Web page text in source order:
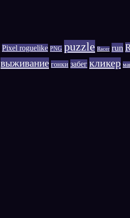
Pixel roguelike PNG puzzle Racer run
выживание гонки забег кликер